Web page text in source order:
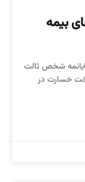
بیمه
شخص ثالت
خسارت در